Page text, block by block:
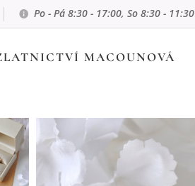
Po - Pá 8:30 - 17:00, So 8:30 - 11:30
MACOUNOVÁ